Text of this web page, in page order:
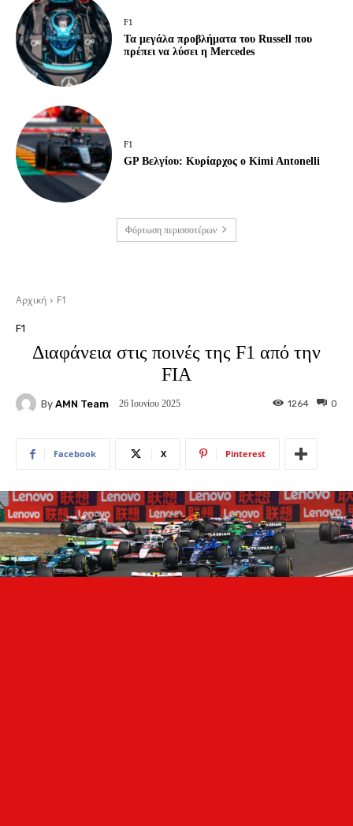
F1
Τα μεγάλα προβλήματα του Russell που
πρέπει να λύσει η Mercedes
F1
GP Βελγίου: Κυρίαρχος ο Kimi Antonelli
Φόρτωση περισσοτέρων